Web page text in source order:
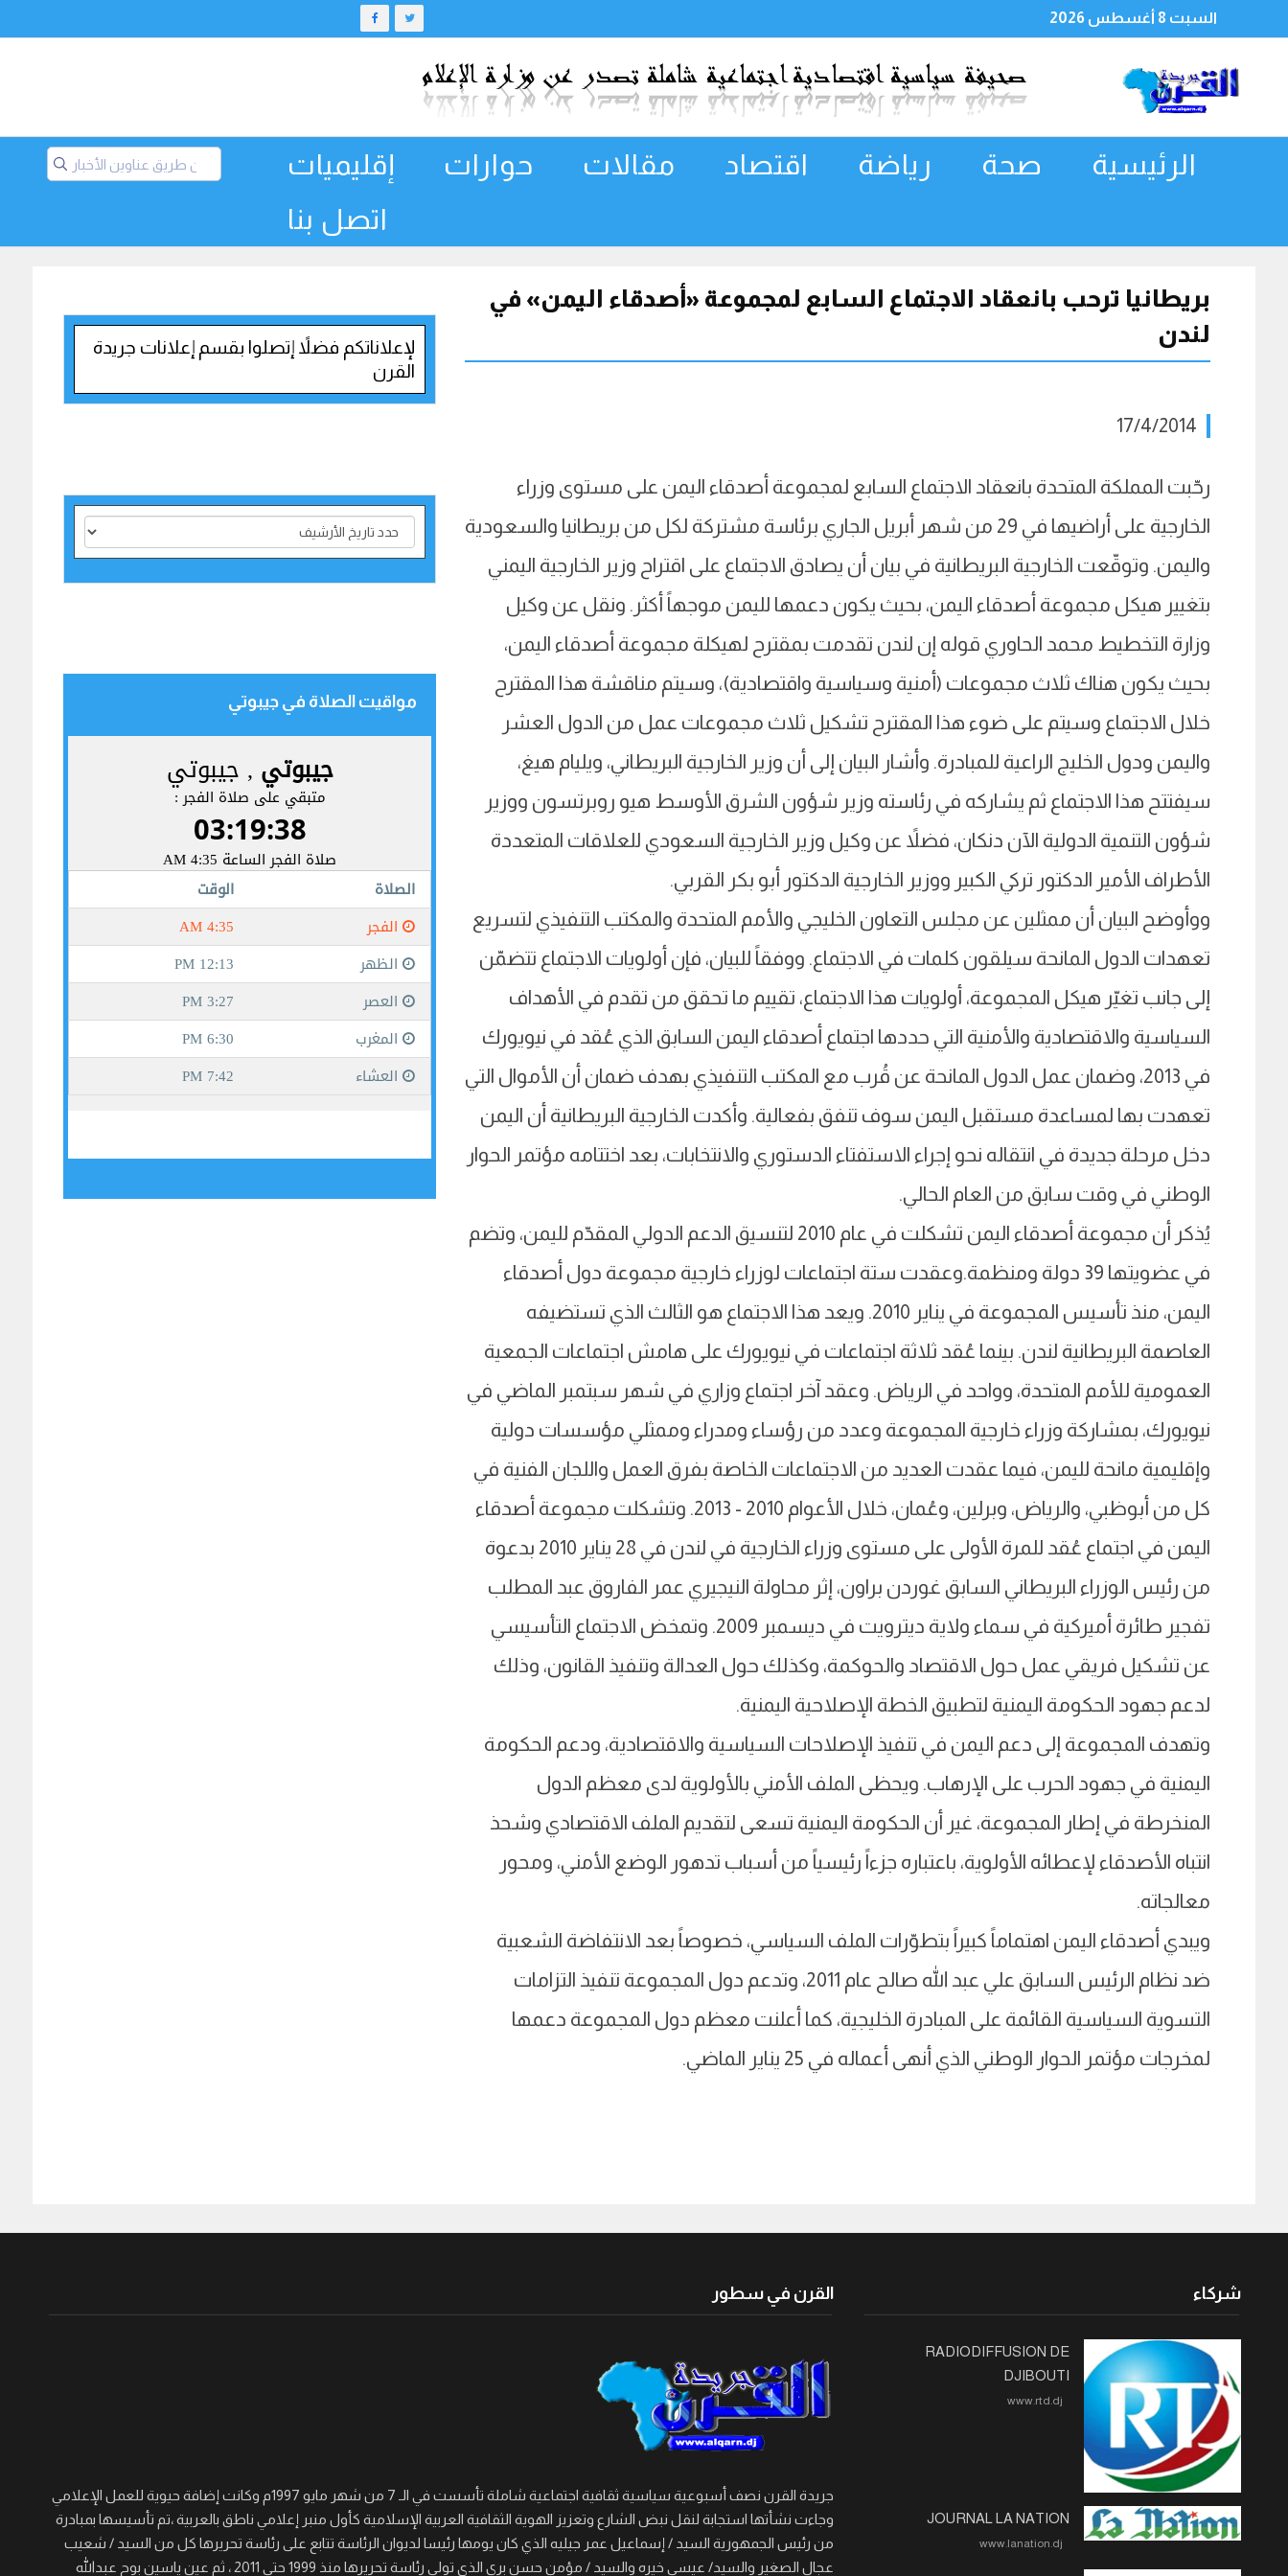
السبت 8 أغسطس 2026
الرئيسية صحة رياضة اقتصاد مقالات حوارات
إقليميات
اتصل بنا
بريطانيا ترحب بانعقاد الاجتماع السابع لمجموعة «أصدقاء اليمن» في
لندن
17/4/2014
رحّبت المملكة المتحدة بانعقاد الاجتماع السابع لمجموعة أصدقاء اليمن على مستوى وزراء
الخارجية على أراضيها في 29 من شهر أبريل الجاري برئاسة مشتركة لكل من بريطانيا والسعودية
واليمن. وتوقّعت الخارجية البريطانية في بيان أن يصادق الاجتماع على اقتراح وزير الخارجية اليمني
بتغيير هيكل مجموعة أصدقاء اليمن، بحيث يكون دعمها لليمن موجهاً أكثر. ونقل عن وكيل
وزارة التخطيط محمد الحاوري قوله إن لندن تقدمت بمقترح لهيكلة مجموعة أصدقاء اليمن،
بحيث يكون هناك ثلاث مجموعات (أمنية وسياسية واقتصادية)، وسيتم مناقشة هذا المقترح
خلال الاجتماع وسيتم على ضوء هذا المقترح تشكيل ثلاث مجموعات عمل من الدول العشر
واليمن ودول الخليج الراعية للمبادرة. وأشار البيان إلى أن وزير الخارجية البريطاني، ويليام هيغ،
سيفتتح هذا الاجتماع ثم يشاركه في رئاسته وزير شؤون الشرق الأوسط هيو روبرتسون ووزير
شؤون التنمية الدولية الآن دنكان، فضلاً عن وكيل وزير الخارجية السعودي للعلاقات المتعددة
الأطراف الأمير الدكتور تركي الكبير ووزير الخارجية الدكتور أبو بكر القربي.
ووأوضح البيان أن ممثلين عن مجلس التعاون الخليجي والأمم المتحدة والمكتب التنفيذي لتسريع
تعهدات الدول المانحة سيلقون كلمات في الاجتماع. ووفقاً للبيان، فإن أولويات الاجتماع تتضمّن
إلى جانب تغيّر هيكل المجموعة، أولويات هذا الاجتماع، تقييم ما تحقق من تقدم في الأهداف
السياسية والاقتصادية والأمنية التي حددها اجتماع أصدقاء اليمن السابق الذي عُقد في نيويورك
في 2013، وضمان عمل الدول المانحة عن قُرب مع المكتب التنفيذي بهدف ضمان أن الأموال التي
تعهدت بها لمساعدة مستقبل اليمن سوف تنفق بفعالية. وأكدت الخارجية البريطانية أن اليمن
دخل مرحلة جديدة في انتقاله نحو إجراء الاستفتاء الدستوري والانتخابات، بعد اختتامه مؤتمر الحوار
الوطني في وقت سابق من العام الحالي.
يُذكر أن مجموعة أصدقاء اليمن تشكلت في عام 2010 لتنسيق الدعم الدولي المقدّم لليمن، وتضم
في عضويتها 39 دولة ومنظمة.وعقدت ستة اجتماعات لوزراء خارجية مجموعة دول أصدقاء
اليمن، منذ تأسيس المجموعة في يناير 2010. ويعد هذا الاجتماع هو الثالث الذي تستضيفه
العاصمة البريطانية لندن. بينما عُقد ثلاثة اجتماعات في نيويورك على هامش اجتماعات الجمعية
العمومية للأمم المتحدة، وواحد في الرياض. وعقد آخر اجتماع وزاري في شهر سبتمبر الماضي في
نيويورك، بمشاركة وزراء خارجية المجموعة وعدد من رؤساء ومدراء وممثلي مؤسسات دولية
وإقليمية مانحة لليمن، فيما عقدت العديد من الاجتماعات الخاصة بفرق العمل واللجان الفنية في
كل من أبوظبي، والرياض، وبرلين، وعُمان، خلال الأعوام 2010 - 2013. وتشكلت مجموعة أصدقاء
اليمن في اجتماع عُقد للمرة الأولى على مستوى وزراء الخارجية في لندن في 28 يناير 2010 بدعوة
من رئيس الوزراء البريطاني السابق غوردن براون، إثر محاولة النيجيري عمر الفاروق عبد المطلب
تفجير طائرة أميركية في سماء ولاية ديترويت في ديسمبر 2009. وتمخض الاجتماع التأسيسي
عن تشكيل فريقي عمل حول الاقتصاد والحوكمة، وكذلك حول العدالة وتنفيذ القانون، وذلك
لدعم جهود الحكومة اليمنية لتطبيق الخطة الإصلاحية اليمنية.
وتهدف المجموعة إلى دعم اليمن في تنفيذ الإصلاحات السياسية والاقتصادية، ودعم الحكومة
اليمنية في جهود الحرب على الإرهاب. ويحظى الملف الأمني بالأولوية لدى معظم الدول
المنخرطة في إطار المجموعة، غير أن الحكومة اليمنية تسعى لتقديم الملف الاقتصادي وشحذ
انتباه الأصدقاء لإعطائه الأولوية، باعتباره جزءاً رئيسياً من أسباب تدهور الوضع الأمني، ومحور
معالجاته.
ويبدي أصدقاء اليمن اهتماماً كبيراً بتطوّرات الملف السياسي، خصوصاً بعد الانتفاضة الشعبية
ضد نظام الرئيس السابق علي عبد الله صالح عام 2011، وتدعم دول المجموعة تنفيذ التزامات
التسوية السياسية القائمة على المبادرة الخليجية، كما أعلنت معظم دول المجموعة دعمها
لمخرجات مؤتمر الحوار الوطني الذي أنهى أعماله في 25 يناير الماضي.
لإعلاناتكم فضلاً إتصلوا بقسم إعلانات جريدة
القرن
مواقيت الصلاة في جيبوتي‎
القرن في سطور
جريدة القرن نصف أسبوعية سياسية ثقافية اجتماعية شاملة تأسست في الـ 7 من شهر مايو 1997م وكانت إضافة حيوية للعمل الإعلامي
وجاءت نشأتها استجابة لنقل نبض الشارع وتعزيز الهوية الثقافية العربية الإسلامية كأول منبر إعلامي ناطق بالعربية ،تم تأسيسها بمبادرة
من رئيس الجمهورية السيد / إسماعيل عمر جيليه الذي كان يومها رئيسا لديوان الرئاسة تتابع على رئاسة تحريرها كل من السيد / شعيب
عجال الصغير والسيد/ عيسى خيره والسيد / مؤمن حسن برى الذي تولى رئاسة تحريرها منذ 1999 حتى 2011 ، ثم عين ياسين بوح عبدالله
شركاء
RADIODIFFUSION DE
DJIBOUTI
JOURNAL LA NATION